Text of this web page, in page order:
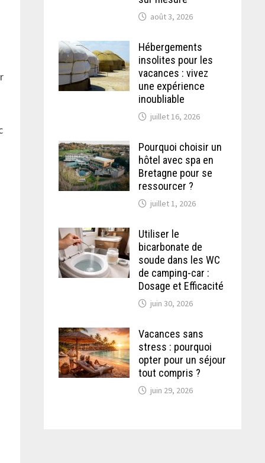
août 3, 2026
Hébergements
insolites pour les
vacances : vivez
une expérience
inoubliable
juillet 16, 2026
Pourquoi choisir un
hôtel avec spa en
Bretagne pour se
ressourcer ?
juillet 1, 2026
Utiliser le
bicarbonate de
soude dans les WC
de camping-car :
Dosage et Efficacité
juin 30, 2026
Vacances sans
stress : pourquoi
opter pour un séjour
tout compris ?
juin 29, 2026